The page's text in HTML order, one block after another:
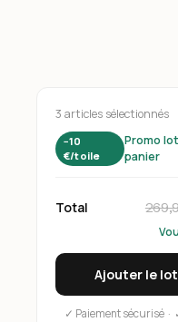
3 articles sélectionnés
−10
€/toile
Promo
panier
Total
Ajouter le
✓ Paiement sécurisé ·